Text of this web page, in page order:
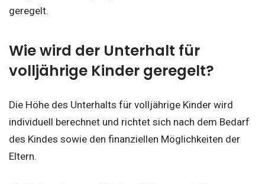
geregelt.
Wie wird der Unterhalt für
volljährige Kinder geregelt?
Die Höhe des Unterhalts für volljährige Kinder wird
individuell berechnet und richtet sich nach dem Bedarf
des Kindes sowie den finanziellen Möglichkeiten der
Eltern.